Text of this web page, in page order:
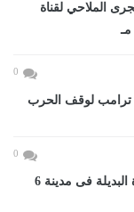
الملاحي لقناة
0
ترامب لوقف الحرب
0
بدء تلقى طلبات إحلال التوكتوك بالسيارة البديلة فى مدينة 6